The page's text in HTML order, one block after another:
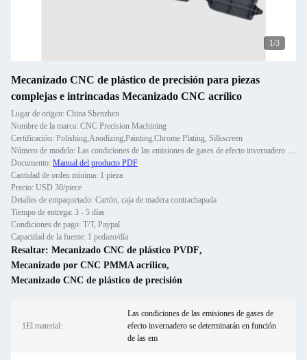
1/3
Mecanizado CNC de plástico de precisión para piezas
complejas e intrincadas Mecanizado CNC acrílico
Lugar de origen: China Shenzhen
Nombre de la marca: CNC Precision Machining
Certificación: Polishing,Anodizing,Painting,Chrome Plating, Silkscreen
Número de modelo: Las condiciones de las emisiones de gases de efecto invernadero se determinarán en función de las em
Documento: Manual del producto PDF
Cantidad de orden mínima: 1 pieza
Precio: USD 30/piece
Detalles de empaquetado: Cartón, caja de madera contrachapada
Tiempo de entrega: 3 - 5 días
Condiciones de pago: T/T, Paypal
Capacidad de la fuente: 1 pedazo/día
Resaltar: Mecanizado CNC de plástico PVDF,
Mecanizado por CNC PMMA acrílico,
Mecanizado CNC de plástico de precisión
1El material:
Las condiciones de las emisiones de gases de
efecto invernadero se determinarán en función
de las em